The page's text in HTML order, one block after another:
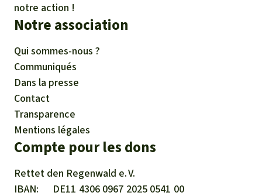
notre action !
Notre association
Qui sommes-nous ?
Communiqués
Dans la presse
Contact
Transparence
Mentions légales
Compte pour les dons
Rettet den Regenwald e. V.
IBAN
DE11 4306 0967 2025 0541 00